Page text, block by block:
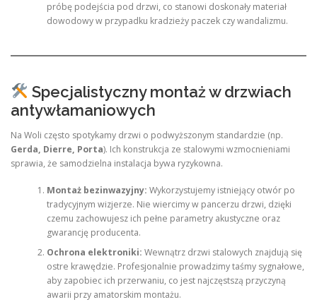
próbę podejścia pod drzwi, co stanowi doskonały materiał
dowodowy w przypadku kradzieży paczek czy wandalizmu.
Specjalistyczny montaż w drzwiach
antywłamaniowych
Na Woli często spotykamy drzwi o podwyższonym standardzie (np.
Gerda, Dierre, Porta). Ich konstrukcja ze stalowymi wzmocnieniami
sprawia, że samodzielna instalacja bywa ryzykowna.
Montaż bezinwazyjny: Wykorzystujemy istniejący otwór po
tradycyjnym wizjerze. Nie wiercimy w pancerzu drzwi, dzięki
czemu zachowujesz ich pełne parametry akustyczne oraz
gwarancję producenta.
Ochrona elektroniki: Wewnątrz drzwi stalowych znajdują się
ostre krawędzie. Profesjonalnie prowadzimy taśmy sygnałowe,
aby zapobiec ich przerwaniu, co jest najczęstszą przyczyną
awarii przy amatorskim montażu.